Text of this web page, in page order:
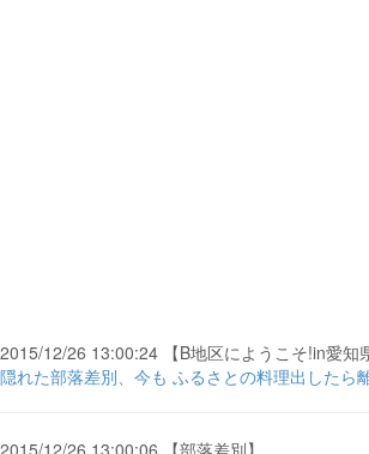
2015/12/26 13:00:24 【B地区にようこそ!in愛知
隠れた部落差別、今も ふるさとの料理出したら
2015/12/26 13:00:06 【部落差別】